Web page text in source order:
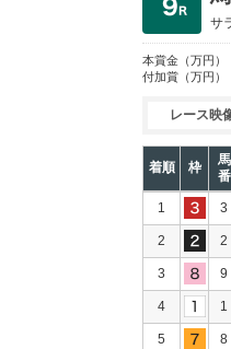
サ
本賞金 （万円）
付加賞 （万円）
レース映
着順 枠
馬
番
1 3
2 2
3 9
4 1
5 8